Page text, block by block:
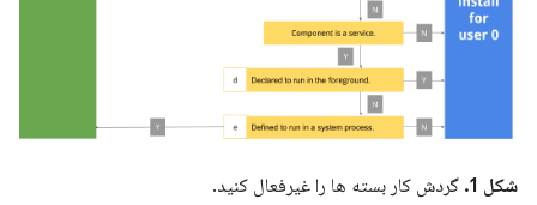
شکل 1. گردش کار بسته ها را غیرفعال کنید.